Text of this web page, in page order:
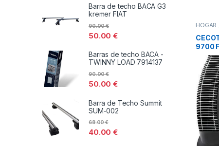
HOGAR
TODOS
9700
Barra de techo BACA G3
kremer FIAT
50.00€
90.00€
Barras de techo BACA -
TWINNY LOAD 7914137
50.00€
90.00€
Barra de Techo Summit
SUM-002
40.00€
68.00€